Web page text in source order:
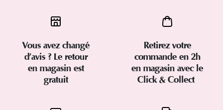
Vous avez changé
d’avis ? Le retour
en magasin est
gratuit
Retirez votre
commande en 2h
en magasin avec le
Click & Collect